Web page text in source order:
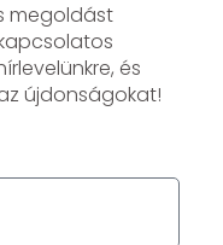
megoldást
és
újdonságokat!